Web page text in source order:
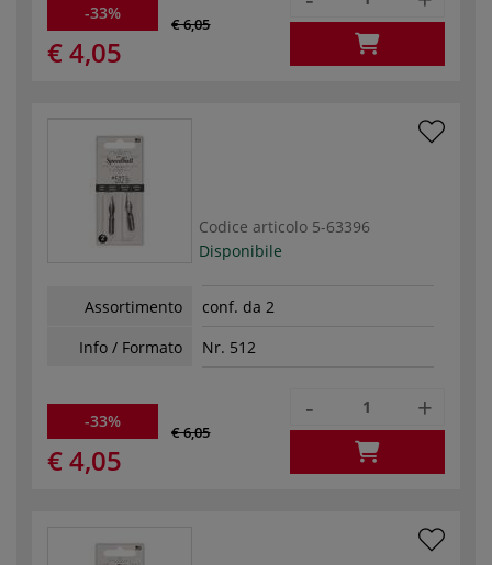
-33%
€ 6,05
€ 4,05
Codice articolo 5-63396
Disponibile
Assortimento
conf. da 2
Info / Formato
Nr. 512
-33%
€ 6,05
€ 4,05
- +